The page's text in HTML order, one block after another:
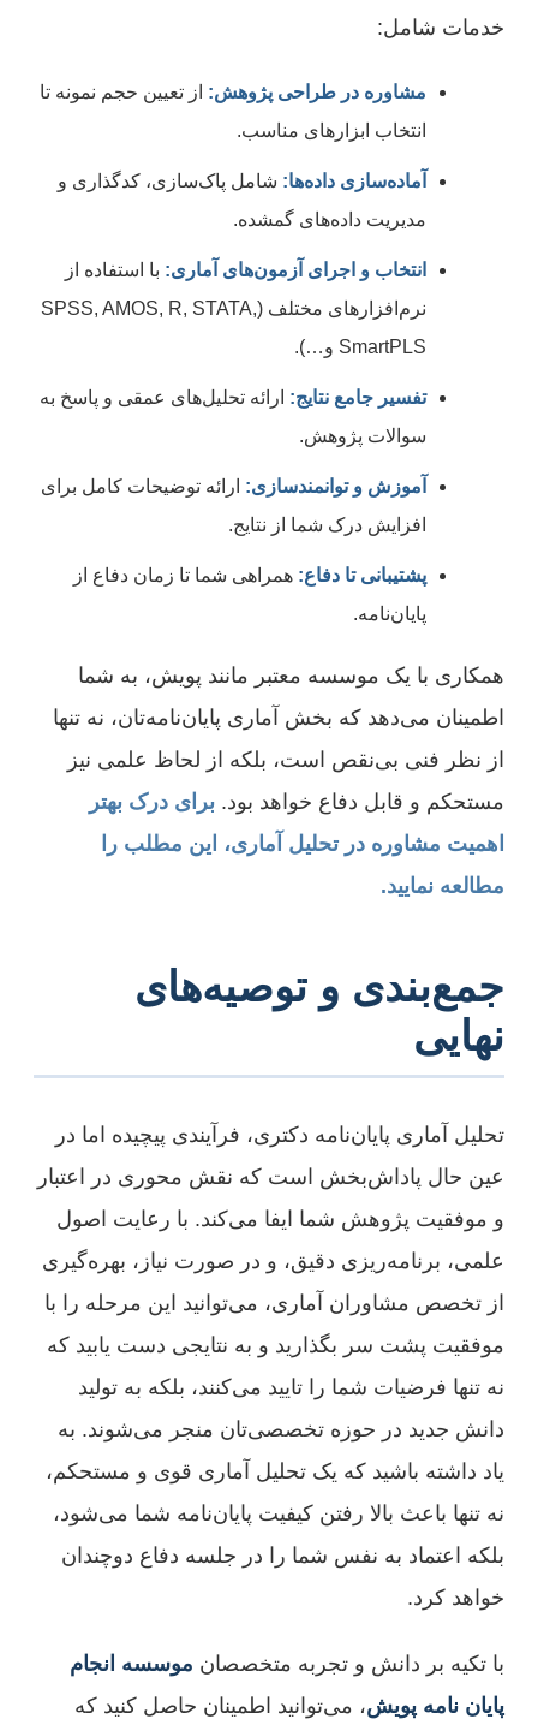
خدمات شامل:
مشاوره در طراحی پژوهش: از تعیین حجم نمونه تا
انتخاب ابزارهای مناسب.
آماده‌سازی داده‌ها: شامل پاک‌سازی، کدگذاری و
مدیریت داده‌های گمشده.
انتخاب و اجرای آزمون‌های آماری: با استفاده از
نرم‌افزارهای مختلف (SPSS, AMOS, R, STATA,
SmartPLS و…).
تفسیر جامع نتایج: ارائه تحلیل‌های عمقی و پاسخ به
سوالات پژوهش.
آموزش و توانمندسازی: ارائه توضیحات کامل برای
افزایش درک شما از نتایج.
پشتیبانی تا دفاع: همراهی شما تا زمان دفاع از
پایان‌نامه.
همکاری با یک موسسه معتبر مانند پویش، به شما
اطمینان می‌دهد که بخش آماری پایان‌نامه‌تان، نه تنها
از نظر فنی بی‌نقص است، بلکه از لحاظ علمی نیز
مستحکم و قابل دفاع خواهد بود. برای درک بهتر
اهمیت مشاوره در تحلیل آماری، این مطلب را
مطالعه نمایید.
جمع‌بندی و توصیه‌های
نهایی
تحلیل آماری پایان‌نامه دکتری، فرآیندی پیچیده اما در
عین حال پاداش‌بخش است که نقش محوری در اعتبار
و موفقیت پژوهش شما ایفا می‌کند. با رعایت اصول
علمی، برنامه‌ریزی دقیق، و در صورت نیاز، بهره‌گیری
از تخصص مشاوران آماری، می‌توانید این مرحله را با
موفقیت پشت سر بگذارید و به نتایجی دست یابید که
نه تنها فرضیات شما را تایید می‌کنند، بلکه به تولید
دانش جدید در حوزه تخصصی‌تان منجر می‌شوند. به
یاد داشته باشید که یک تحلیل آماری قوی و مستحکم،
نه تنها باعث بالا رفتن کیفیت پایان‌نامه شما می‌شود،
بلکه اعتماد به نفس شما را در جلسه دفاع دوچندان
خواهد کرد.
با تکیه بر دانش و تجربه متخصصان موسسه انجام
پایان نامه پویش، می‌توانید اطمینان حاصل کنید که